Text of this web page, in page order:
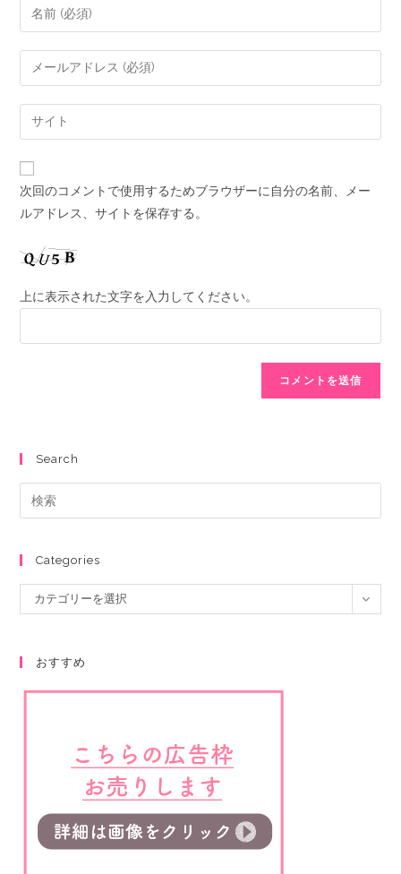
次回のコメントで使用するためブラウザーに自分の名前、メー
ルアドレス、サイトを保存する。
上に表示された文字を入力してください。
Search
Categories
カテゴリーを選択
おすすめ